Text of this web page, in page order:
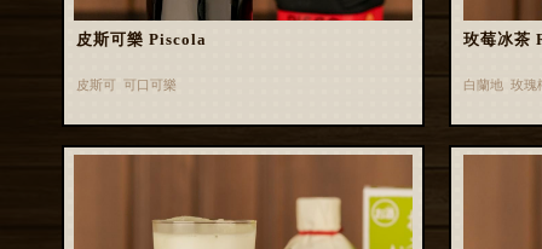
皮斯可樂 Piscola
皮斯可 可口可樂
玫莓冰茶
白蘭地 玫瑰